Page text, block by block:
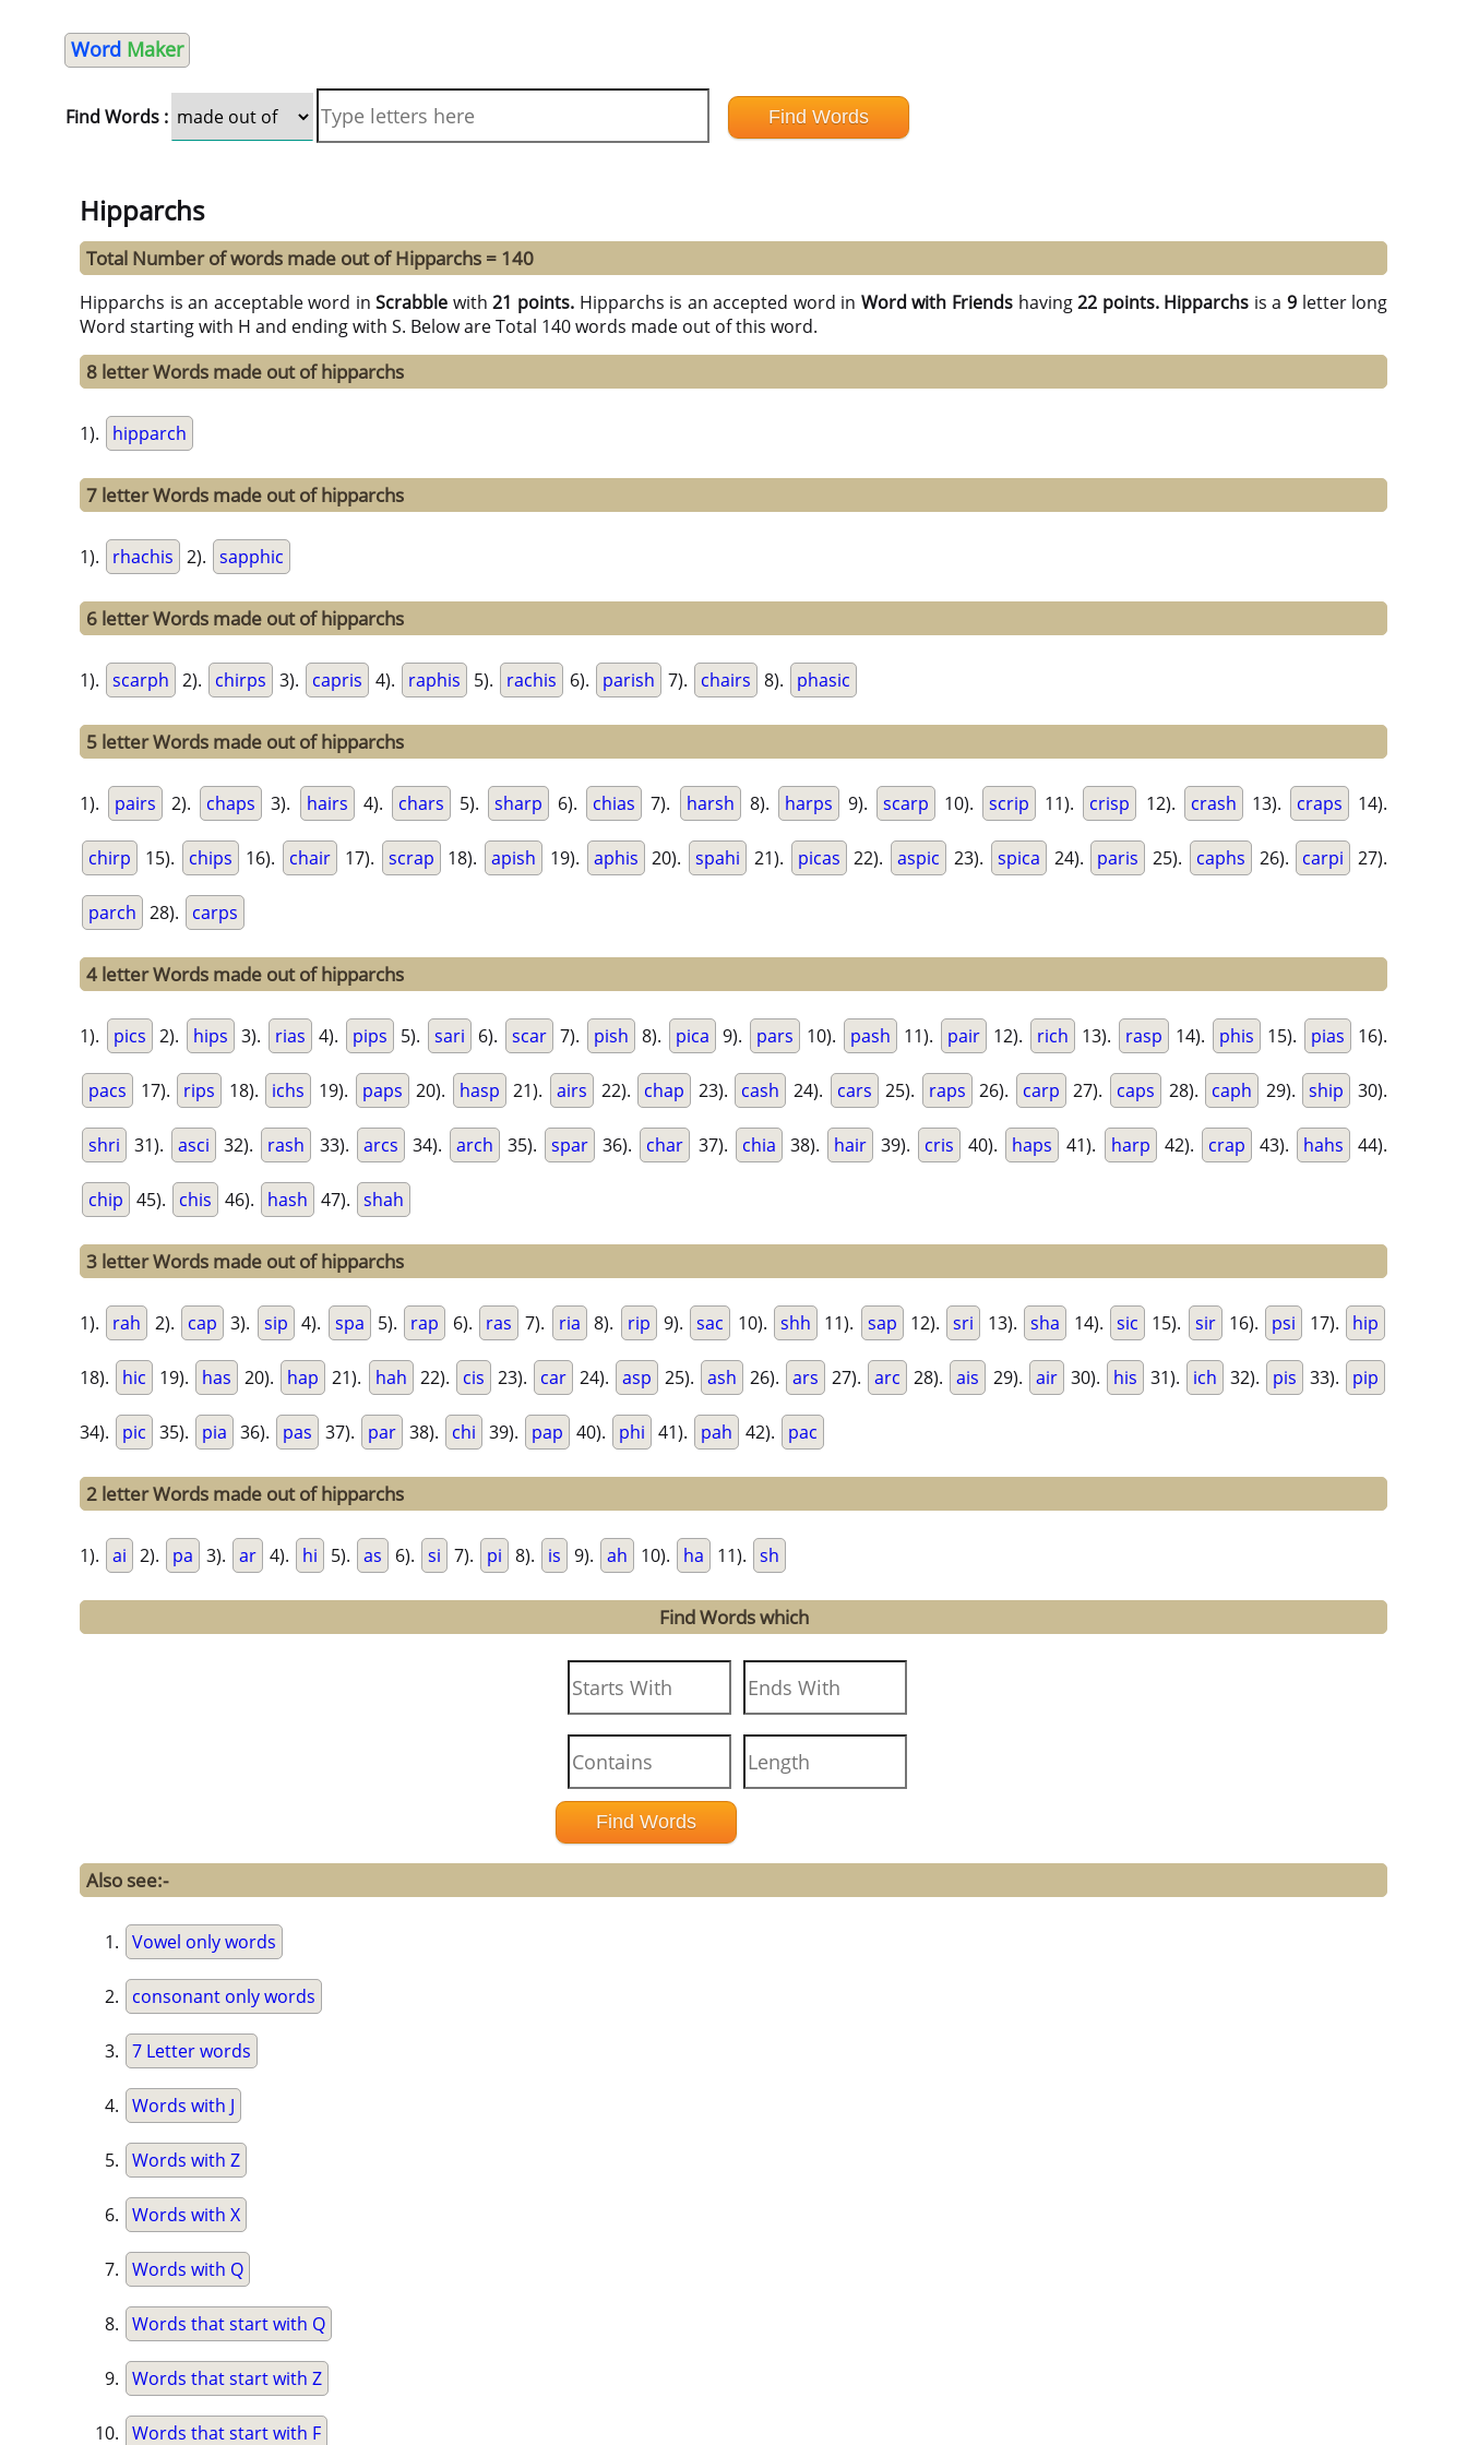
Word Maker
Find Words :
Hipparchs
Total Number of words made out of Hipparchs = 140
Hipparchs is an acceptable word inScrabble with21 points. Hipparchs is an accepted word in Word with Friends having22 points. Hipparchs is a 9letter long
Word starting with H and ending with S. Below are Total 140 words made out of this word.
8 letter Words made out of hipparchs
1). hipparch
7 letter Words made out of hipparchs
1). rhachis 2). sapphic
6 letter Words made out of hipparchs
1). scarph 2). chirps 3). capris 4). raphis 5). rachis 6). parish 7). chairs 8). phasic
5 letter Words made out of hipparchs
1). pairs 2). chaps 3). hairs 4). chars 5). sharp 6). chias 7). harsh 8). harps 9). scarp 10). scrip 11). crisp 12). crash 13). craps 14).
chirp 15). chips 16). chair 17). scrap 18). apish 19). aphis 20). spahi 21). picas 22). aspic 23). spica 24). paris 25). caphs 26). carpi 27).
parch 28). carps
4 letter Words made out of hipparchs
1). pics 2). hips 3). rias 4). pips 5). sari 6). scar 7). pish 8). pica 9). pars 10). pash 11). pair 12). rich 13). rasp 14). phis 15). pias 16).
pacs 17). rips 18). ichs 19). paps 20). hasp 21). airs 22). chap 23). cash 24). cars 25). raps 26). carp 27). caps 28). caph 29). ship 30).
shri 31). asci 32). rash 33). arcs 34). arch 35). spar 36). char 37). chia 38). hair 39). cris 40). haps 41). harp 42). crap 43). hahs 44).
chip 45). chis 46). hash 47). shah
3 letter Words made out of hipparchs
1). rah 2). cap 3). sip 4). spa 5). rap 6). ras 7). ria 8). rip 9). sac 10). shh 11). sap 12). sri 13). sha 14). sic 15). sir 16). psi 17). hip
18). hic 19). has 20). hap 21). hah 22). cis 23). car 24). asp 25). ash 26). ars 27). arc 28). ais 29). air 30). his 31). ich 32). pis 33). pip
34). pic 35). pia 36). pas 37). par 38). chi 39). pap 40). phi 41). pah 42). pac
2 letter Words made out of hipparchs
1). ai 2). pa 3). ar 4). hi 5). as 6). si 7). pi 8). is 9). ah 10). ha 11). sh
Find Words which
Also see:-
Vowel only words
consonant only words
7 Letter words
Words with J
Words with Z
Words with X
Words with Q
Words that start with Q
Words that start with Z
Words that start with F